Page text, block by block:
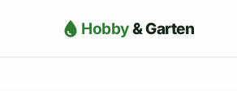
Hobby& Garten